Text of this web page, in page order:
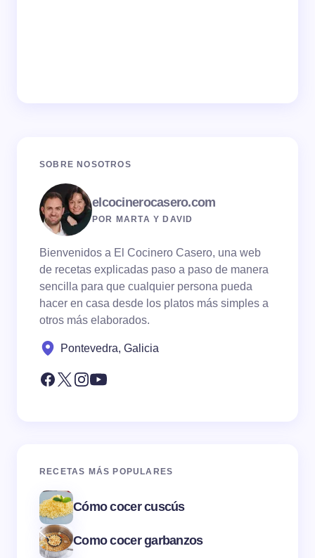
SOBRE NOSOTROS
elcocinerocasero.com
POR MARTA Y DAVID
Bienvenidos a El Cocinero Casero, una web
de recetas explicadas paso a paso de manera
sencilla para que cualquier persona pueda
hacer en casa desde los platos más simples a
otros más elaborados.
Pontevedra, Galicia
RECETAS MÁS POPULARES
Cómo cocer cuscús
Como cocer garbanzos